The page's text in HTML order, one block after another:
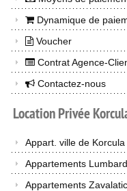
Dynamique de
Voucher
Contrat Agence-
Contactez-nous
LocationPrivée
Appart. ville de Korcula
Appartements
Appartements